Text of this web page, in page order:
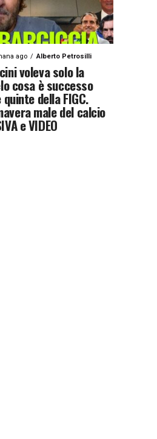
ago Alberto Petrosilli
voleva solo la
cosa è successo
della FIGC.
male del calcio
e VIDEO